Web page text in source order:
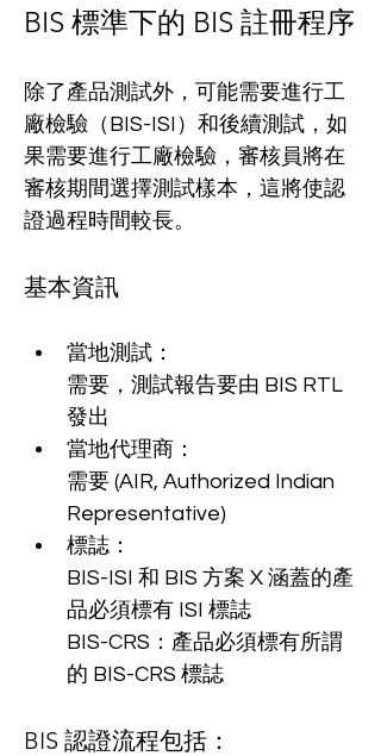
BIS 標準下的 BIS 註冊程序
除了產品測試外，可能需要進行工
廠檢驗（BIS-ISI）和後續測試，如
果需要進行工廠檢驗，審核員將在
審核期間選擇測試樣本，這將使認
證過程時間較長。
基本資訊
當地測試：
需要，測試報告要由 BIS RTL
發出
當地代理商：
需要 (AIR, Authorized Indian
Representative)
標誌：
BIS-ISI 和 BIS 方案 X 涵蓋的產
品必須標有 ISI 標誌
BIS-CRS：產品必須標有所謂
的 BIS-CRS 標誌
BIS 認證流程包括：